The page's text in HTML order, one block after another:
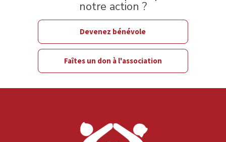
notre action ?
Devenez bénévole
Faîtes un don à l'association